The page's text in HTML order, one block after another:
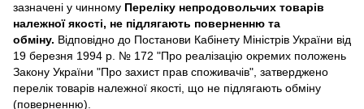
зазначені у чинному Переліку непродовольчих товарів
належної якості, не підлягають поверненню та
обміну. Відповідно до Постанови Кабінету Міністрів України від
19 березня 1994 р. № 172 "Про реалізацію окремих положень
Закону України "Про захист прав споживачів", затверджено
перелік товарів належної якості, що не підлягають обміну
(поверненню).